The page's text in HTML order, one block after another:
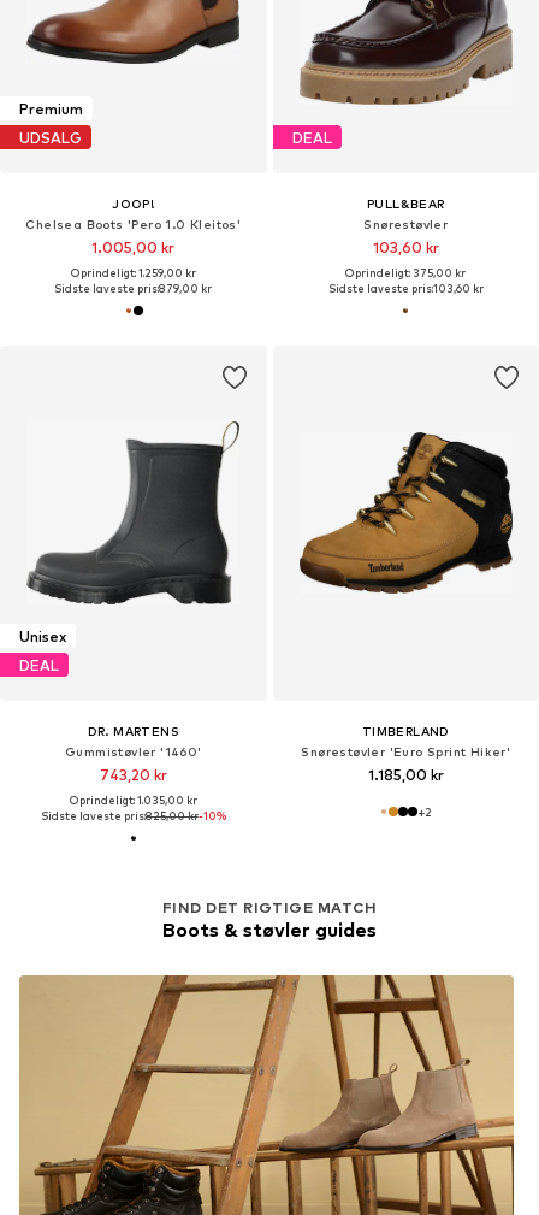
Premium
UDSALG
JOOP!
Chelsea Boots 'Pero 1.0 Kleitos'
1.005,00 kr
Oprindeligt: 1.259,00 kr
Sidste laveste pris:879,00 kr
DEAL
PULL&BEAR
Snørestøvler
103,60 kr
Oprindeligt: 375,00 kr
Sidste laveste pris:103,60 kr
Unisex
DEAL
DR. MARTENS
Gummistøvler '1460'
743,20 kr
Oprindeligt: 1.035,00 kr
Sidste laveste pris:825,00 kr-10%
TIMBERLAND
Snørestøvler 'Euro Sprint Hiker'
1.185,00 kr
+2
FIND DET RIGTIGE MATCH
Boots & støvler guides